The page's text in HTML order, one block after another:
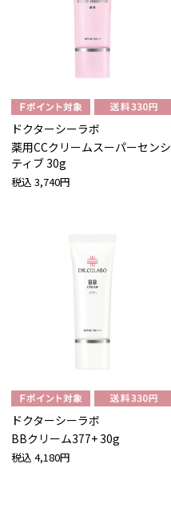
ドクターシーラボ
薬用CCクリームスーパーセンシ
ティブ 30g
税込 3,740円
ドクターシーラボ
BBクリーム377+ 30g
税込 4,180円